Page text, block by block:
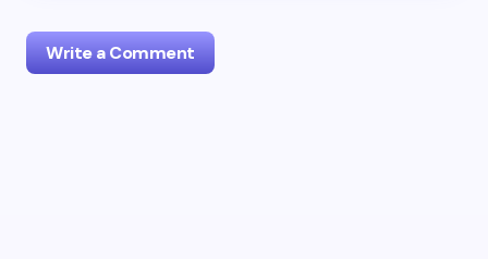
Write a Comment